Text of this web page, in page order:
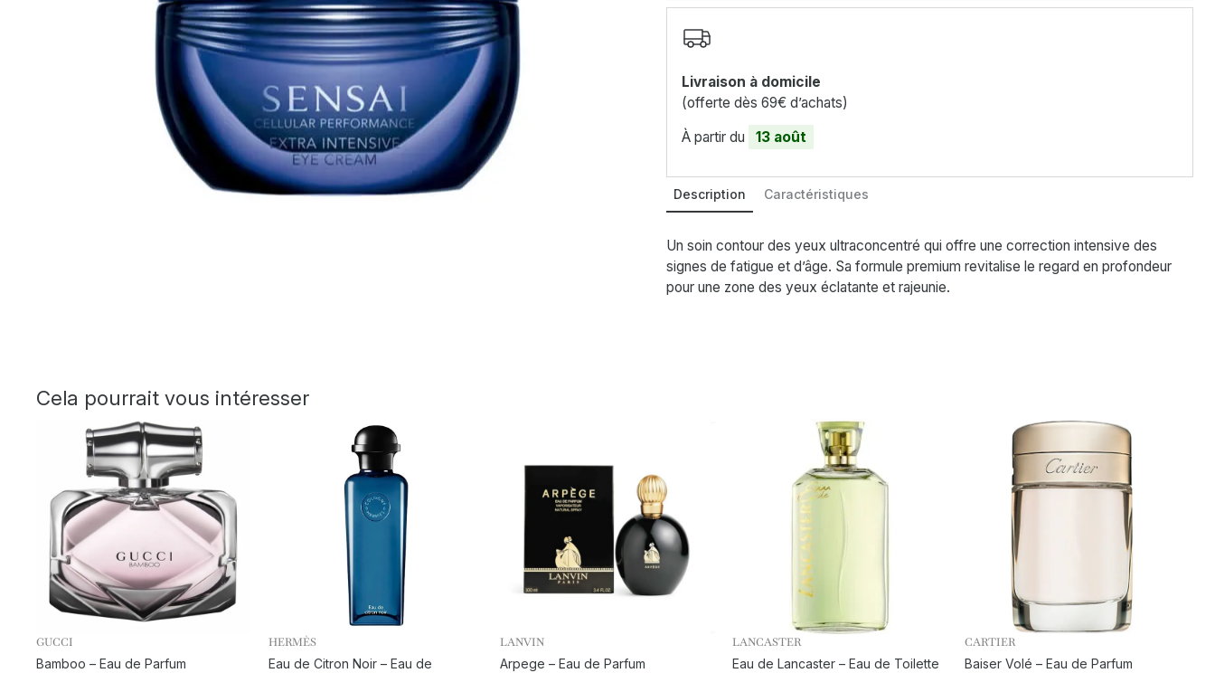
Livraison à domicile
(offerte dès 69€ d’achats)
À partir du 13 août
Description Caractéristiques
Un soin contour des yeux ultraconcentré qui offre une correction intensive des
signes de fatigue et d’âge. Sa formule premium revitalise le regard en profondeur
pour une zone des yeux éclatante et rajeunie.
Cela pourrait vous intéresser
GUCCI
Bamboo – Eau de Parfum
HERMÈS
Eau de Citron Noir – Eau de
LANVIN
Arpege – Eau de Parfum
LANCASTER
Eau de Lancaster – Eau de Toilette
CARTIER
Baiser Volé – Eau de Parfum